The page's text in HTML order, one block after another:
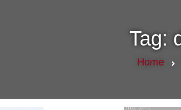
Tag:
Home